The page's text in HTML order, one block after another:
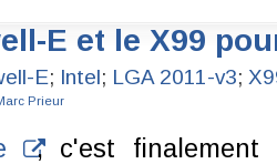
E et le X99
E; Intel; LGA 2011-v3;
Prieur
, c'est finalement